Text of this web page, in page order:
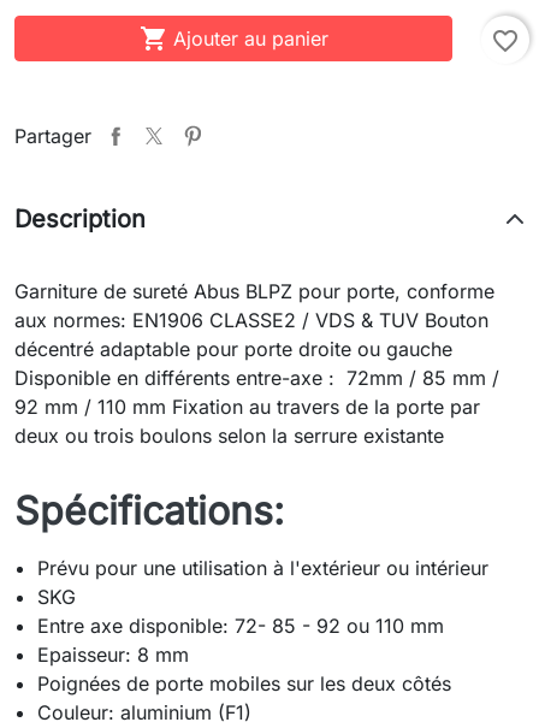
 Ajouter au panier favorite_border
Partager
Description
Garniture de sureté Abus BLPZ pour porte, conforme
aux normes: EN1906 CLASSE2 / VDS & TUV Bouton
décentré adaptable pour porte droite ou gauche
Disponible en différents entre-axe : 72mm / 85 mm /
92 mm / 110 mm Fixation au travers de la porte par
deux ou trois boulons selon la serrure existante
Spécifications:
Prévu pour une utilisation à l'extérieur ou intérieur
SKG
Entre axe disponible: 72- 85 - 92 ou 110 mm
Epaisseur: 8 mm
Poignées de porte mobiles sur les deux côtés
Couleur: aluminium (F1)